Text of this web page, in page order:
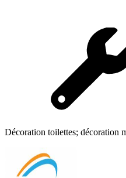
Décoration toilettes; décoration